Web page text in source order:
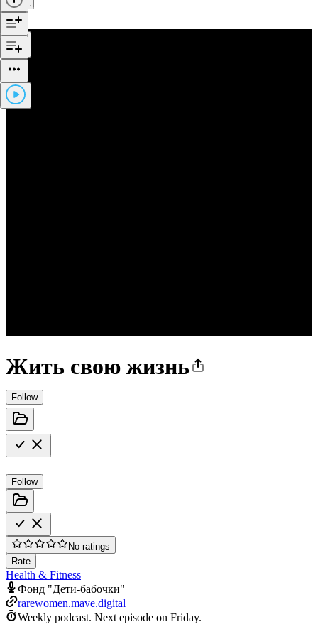
Жить свою жизнь
Follow
Follow
No ratings
Rate
Health & Fitness
Фонд "Дети-бабочки"
rarewomen.mave.digital
Weekly podcast. Next episode on Friday.